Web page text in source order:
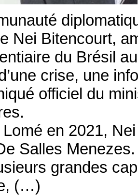
Nei Bitencourt,
du Brésil
crise, une
officiel du
en 2021,
Salles
grandes
(…)